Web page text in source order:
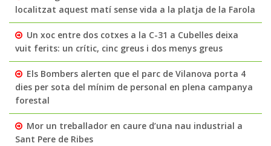
localitzat aquest matí sense vida a la platja de la Farola
Un xoc entre dos cotxes a la C-31 a Cubelles deixa
vuit ferits: un crític, cinc greus i dos menys greus
Els Bombers alerten que el parc de Vilanova porta 4
dies per sota del mínim de personal en plena campanya
forestal
Mor un treballador en caure d’una nau industrial a
Sant Pere de Ribes